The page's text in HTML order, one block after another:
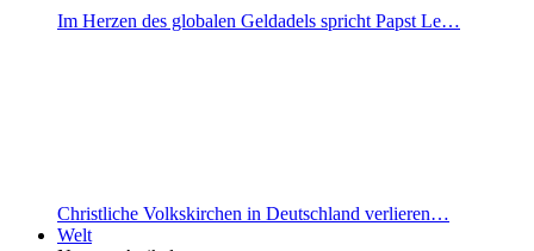
Im Herzen des globalen Geldadels spricht Papst Le…
Christliche Volkskirchen in Deutschland verlieren…
Welt